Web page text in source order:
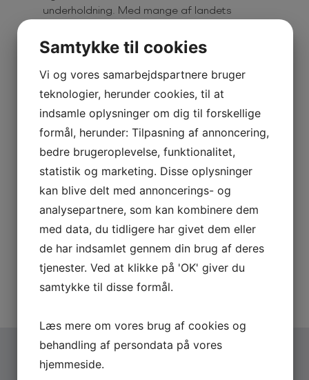
underholdning. Med mange af landets
kan vi garantere den hurtigste og mest
effektive betjening.
Professionel ekspertise og rådgivning er
varemærket, hvad enten det drejer sig
omfirmaarrangementer, comedyshows,
stand-up, event/konferencer, reklamefilm,
eller lignende. Fælles for dem alle er nemlig,
at de kræver professionel håndtering fra
idéfase til planlægning og afvikling – og alt
dét kan Tajmer Booking & Management stå
for.
Se alle artisterne hos Tajmer Booking her.
har samlet landets største artister, som du
kan booke til dit arrangement. Vi glæder os
til at høre fra dig.
Samtykke til cookies
Vi og vores samarbejdspartnere bruger
teknologier, herunder cookies, til at
indsamle oplysninger om dig til forskellige
formål, herunder: Tilpasning af annoncering,
bedre brugeroplevelse, funktionalitet,
statistik og marketing. Disse oplysninger
kan blive delt med annoncerings- og
analysepartnere, som kan kombinere dem
med data, du tidligere har givet dem eller
de har indsamlet gennem din brug af deres
tjenester. Ved at klikke på 'OK' giver du
samtykke til disse formål.
Læs mere om vores brug af cookies og
behandling af persondata på vores
hjemmeside.